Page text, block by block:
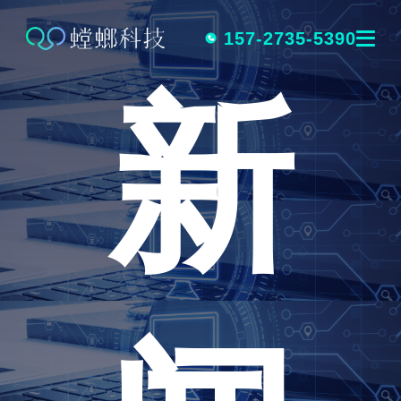
跳
内
容
157-2735-5390
新